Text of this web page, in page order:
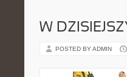
W
POSTED BY ADMIN